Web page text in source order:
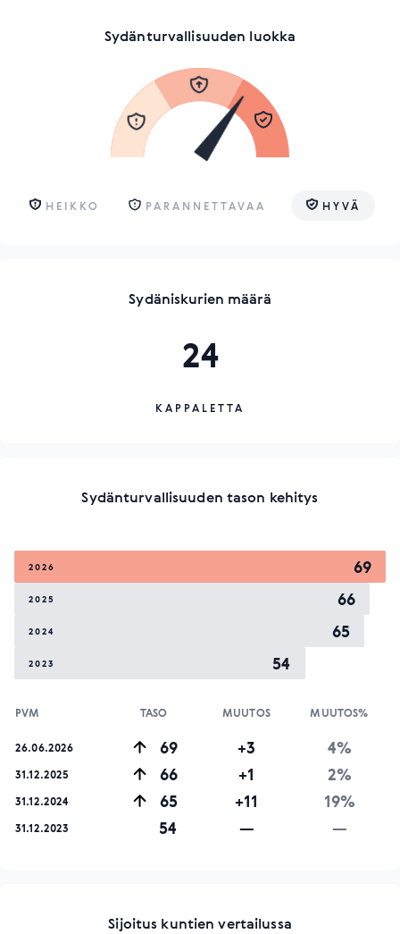
Sydänturvallisuuden luokka
HEIKKO PARANNETTAVAA HYVÄ
Sydäniskurien määrä
24
KAPPALETTA
Sydänturvallisuuden tason kehitys
2026 69
2025 66
2024 65
2023 54
PVM TASO MUUTOS MUUTOS%
26.06.2026 69 +3 4%
31.12.2025 66 +1 2%
31.12.2024 65 +11 19%
31.12.2023 54 — —
Sijoitus kuntien vertailussa